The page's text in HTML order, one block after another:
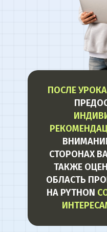
ПОСЛЕ УРОКА
СТОРОНАХ
ТАКЖЕ
ОБЛАСТЬ
НА PYTHON